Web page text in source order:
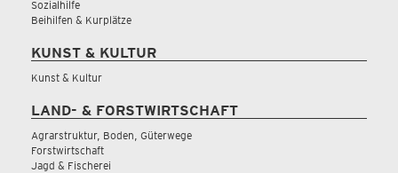
Sozialhilfe
Beihilfen & Kurplätze
KUNST & KULTUR
Kunst & Kultur
LAND- & FORSTWIRTSCHAFT
Agrarstruktur, Boden, Güterwege
Forstwirtschaft
Jagd & Fischerei